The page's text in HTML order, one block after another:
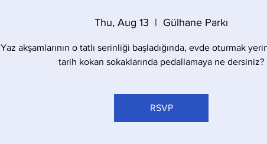
Thu, Aug 13
  |
Gülhane Parkı
Yaz akşamlarının o tatlı serinliği başladığında, evde oturmak
tarih kokan sokaklarında pedallamaya ne dersiniz?
RSVP